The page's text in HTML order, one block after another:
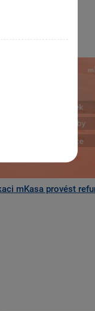
mKasa provést